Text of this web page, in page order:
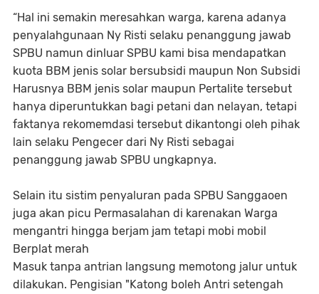
“Hal ini semakin meresahkan warga, karena adanya
penyalahgunaan Ny Risti selaku penanggung jawab
SPBU namun dinluar SPBU kami bisa mendapatkan
kuota BBM jenis solar bersubsidi maupun Non Subsidi
Harusnya BBM jenis solar maupun Pertalite tersebut
hanya diperuntukkan bagi petani dan nelayan, tetapi
faktanya rekomemdasi tersebut dikantongi oleh pihak
lain selaku Pengecer dari Ny Risti sebagai
penanggung jawab SPBU ungkapnya.
Selain itu sistim penyaluran pada SPBU Sanggaoen
juga akan picu Permasalahan di karenakan Warga
mengantri hingga berjam jam tetapi mobi mobil
Berplat merah
Masuk tanpa antrian langsung memotong jalur untuk
dilakukan. Pengisian "Katong boleh Antri setengah